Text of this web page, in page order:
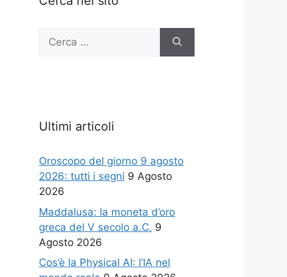
Ricerca
Ultimi articoli
Oroscopo del giorno 9 agosto
2026: tutti i segni 9 Agosto
2026
Maddalusa: la moneta d’oro
greca del V secolo a.C. 9
Agosto 2026
Cos’è la Physical AI: l’IA nel